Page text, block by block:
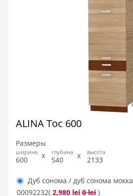
ALINA Toc 600
Размеры
ширина
600
глубина
540
высота
2133
Дуб сонома / дуб сонома мокка
00092232( 2,980 lei 0 lei )